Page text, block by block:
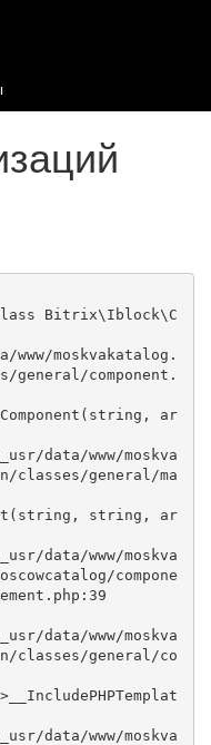
Bitrix\Iblock\C
www/moskvakatalog.
component.
ar
classes/general/ma
string, ar
compone
classes/general/co